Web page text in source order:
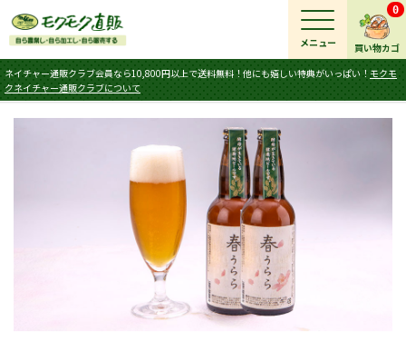
買い物カゴ
0
ネイチャー通販クラブ会員なら10,800円以上で送料無料！他にも嬉しい特典がいっぱい！ モクモ
クネイチャー通販クラブについて
メニュー